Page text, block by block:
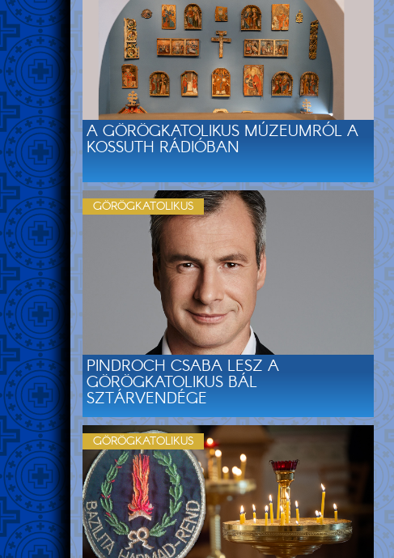
A GÖRÖGKATOLIKUS MÚZEUMRÓL A
KOSSUTH RÁDIÓBAN
PINDROCH CSABA LESZ A
GÖRÖGKATOLIKUS BÁL
SZTÁRVENDÉGE
GÖRÖGKATOLIKUS
GÖRÖGKATOLIKUS